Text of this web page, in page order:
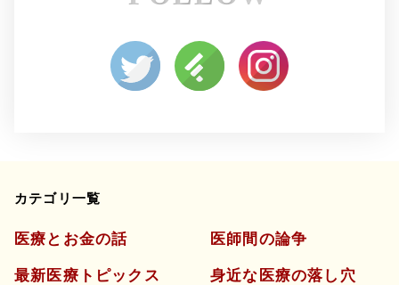
1月
カテゴリ一覧
医療とお金の話
最新医療トピックス
医師間の論争
身近な医療の落し穴